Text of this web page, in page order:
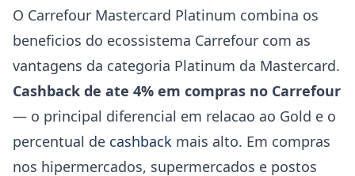
O Carrefour Mastercard Platinum combina os
beneficios do ecossistema Carrefour com as
vantagens da categoria Platinum da Mastercard.
Cashback de ate 4% em compras no Carrefour
— o principal diferencial em relacao ao Gold e o
percentual de cashback mais alto. Em compras
nos hipermercados, supermercados e postos